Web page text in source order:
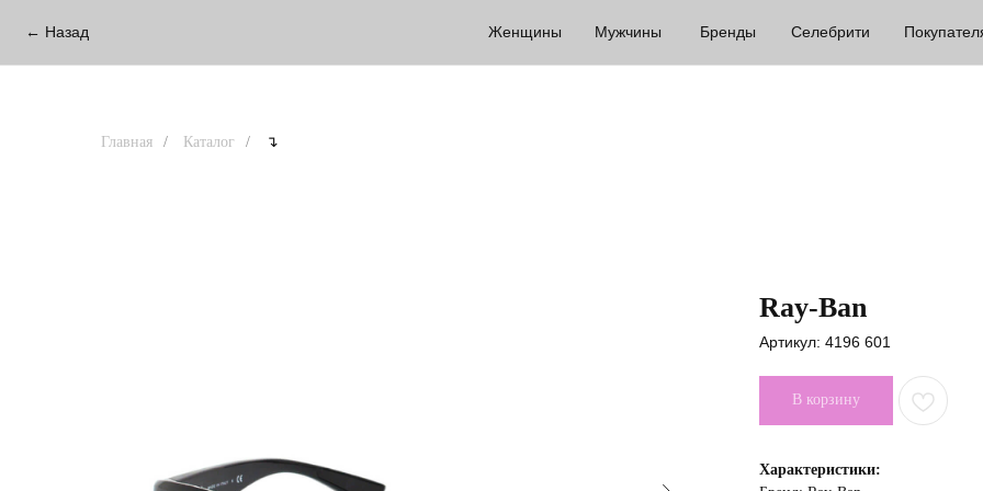
Селебрити
Женщины Бренды
Мужчины
← Назад
Главная / Каталог / ↴
Ray-Ban
Артикул: 4196 601
В корзину
Характеристики: